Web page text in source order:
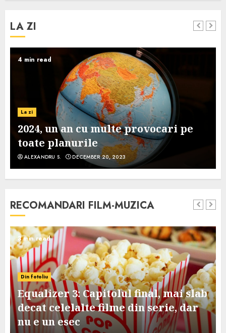
LA ZI
4 min read
La zi
2024, un an cu multe provocari pe
toate planurile
ALEXANDRU S. DECEMBER 20, 2023
RECOMANDARI FILM-MUZICA
3 min read
Din fotoliu
Equalizer 3: Capitolul final, mai slab
decat celelalte filme din serie, dar
nu e un esec